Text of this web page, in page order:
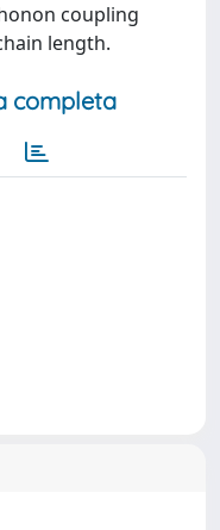
coupling
length.
completa